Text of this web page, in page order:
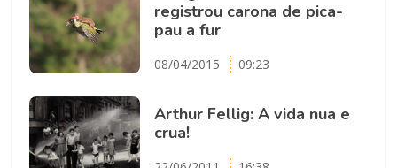
registrou carona de pica-
pau a fur
08/04/2015 09:23
Arthur Fellig: A vida nua e
crua!